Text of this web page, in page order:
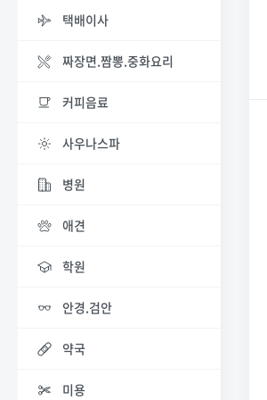
택배이사
짜장면.짬뽕.중화요리
커피음료
사우나스파
병원
애견
학원
안경.검안
약국
미용